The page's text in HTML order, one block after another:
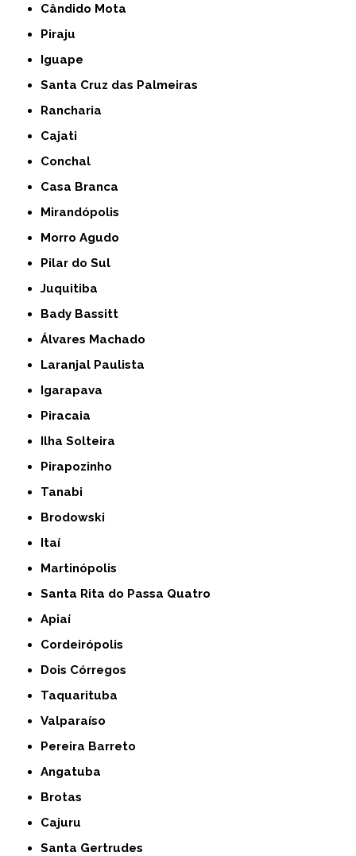
Cândido Mota
Piraju
Iguape
Santa Cruz das Palmeiras
Rancharia
Cajati
Conchal
Casa Branca
Mirandópolis
Morro Agudo
Pilar do Sul
Juquitiba
Bady Bassitt
Álvares Machado
Laranjal Paulista
Igarapava
Piracaia
Ilha Solteira
Pirapozinho
Tanabi
Brodowski
Itaí
Martinópolis
Santa Rita do Passa Quatro
Apiaí
Cordeirópolis
Dois Córregos
Taquarituba
Valparaíso
Pereira Barreto
Angatuba
Brotas
Cajuru
Santa Gertrudes